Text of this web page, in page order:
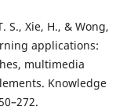
S., Xie, H., & Wong,
applications:
multimedia
Knowledge